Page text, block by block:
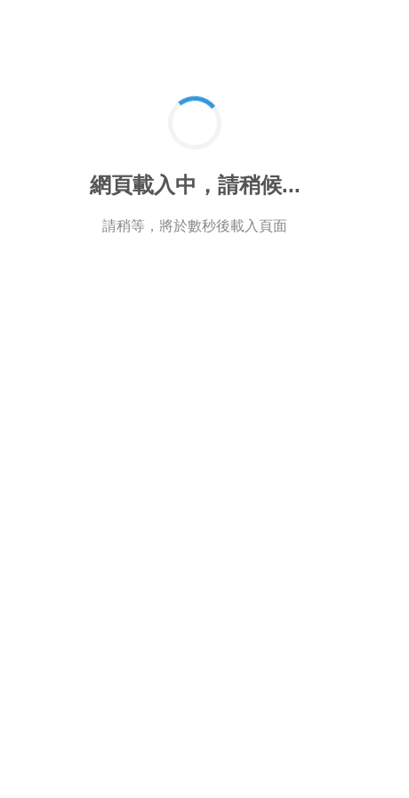
網頁載入中，請稍候...
請稍等，將於數秒後載入頁面